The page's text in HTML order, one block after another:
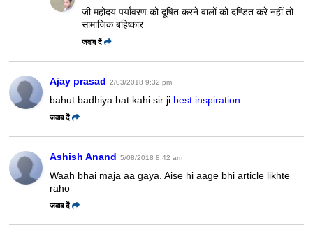
जी महोदय पर्यावरण को दूषित करने वालों को दण्डित करे नहीं तो
सामाजिक बहिष्कार
जवाब दें
Ajay prasad 2/03/2018 9:32 pm
bahut badhiya bat kahi sir ji best inspiration
जवाब दें
Ashish Anand 5/08/2018 8:42 am
Waah bhai maja aa gaya. Aise hi aage bhi article likhte
raho
जवाब दें